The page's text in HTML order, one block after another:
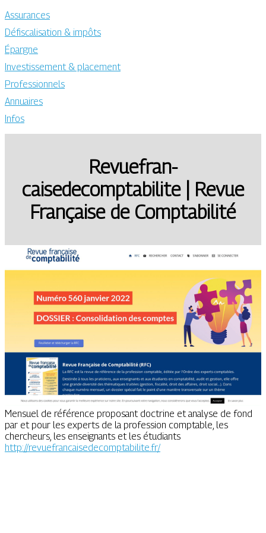
Assurances
Défiscalisation & impôts
Épargne
Investissement & placement
Professionnels
Annuaires
Infos
Revuefran­
caisedecomptabilite | Revue
Française de Comptabi­lité
Mensuel de référence proposant doctrine et analyse de fond
par et pour les experts de la profession comptable, les
chercheurs, les enseignants et les étudiants
http://revuefrancaisedecomptabilite.fr/